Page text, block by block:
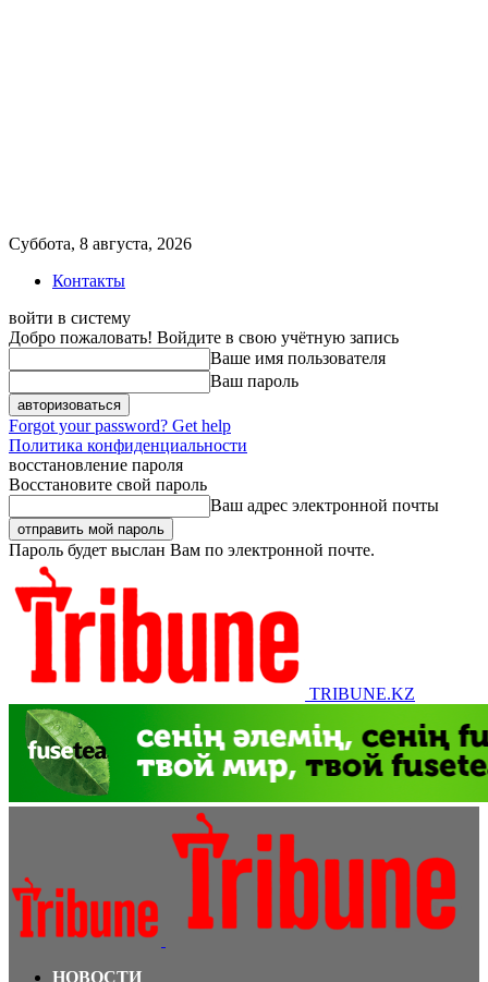
Суббота, 8 августа, 2026
Контакты
войти в систему
Добро пожаловать! Войдите в свою учётную запись
Ваше имя пользователя
Ваш пароль
Forgot your password? Get help
Политика конфиденциальности
восстановление пароля
Восстановите свой пароль
Ваш адрес электронной почты
Пароль будет выслан Вам по электронной почте.
TRIBUNE.KZ
НОВОСТИ